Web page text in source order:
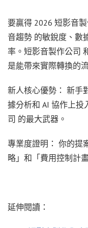
要贏得 2026 短影音
音趨勢 的敏銳度、數
率。短影音製作公司
是能帶來實際轉換的
新人核心優勢： 新手
據分析和 AI 協作上投
司 的最大武器。
專業度證明： 你的提
略」和「費用控制計
延伸閱讀：